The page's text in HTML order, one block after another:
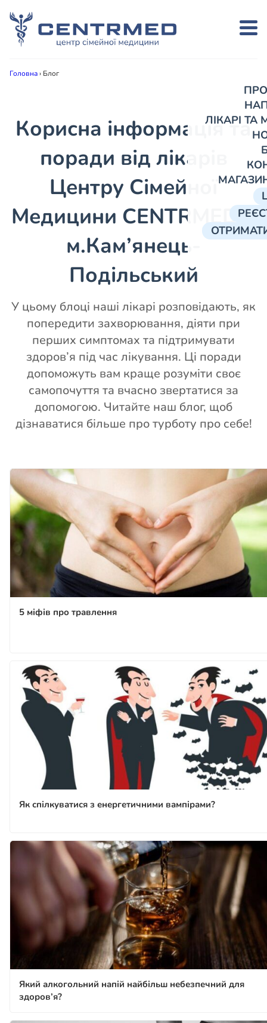
ЛІКАРІ
Головна› Блог
Корисна інформація та
поради від лікарів
Центру Сімейної
Медицини CENTRMED в
м.Кам’янець-
Подільський
У цьому блоці наші лікарі розповідають, як
попередити захворювання, діяти при
перших симптомах та підтримувати
здоров’я під час лікування. Ці поради
допоможуть вам краще розуміти своє
самопочуття та вчасно звертатися за
допомогою. Читайте наш блог, щоб
дізнаватися більше про турботу про себе!
5 міфів про травлення
Як спілкуватися з енергетичними вампірами?
Який алкогольний напій найбільш небезпечний для
здоров’я?